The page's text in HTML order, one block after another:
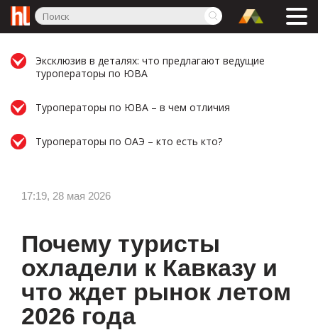
Эксклюзив в деталях: что предлагают ведущие
туроператоры по ЮВА
Туроператоры по ЮВА – в чем отличия
Туроператоры по ОАЭ – кто есть кто?
17:19, 28 мая 2026
Почему туристы
охладели к Кавказу и
что ждет рынок летом
2026 года